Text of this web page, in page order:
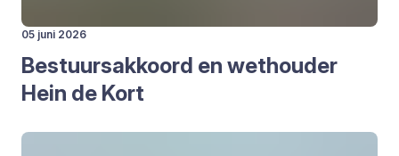
05 juni 2026
Bestuurs­ak­koord en wet­hou­der
Hein de Kort